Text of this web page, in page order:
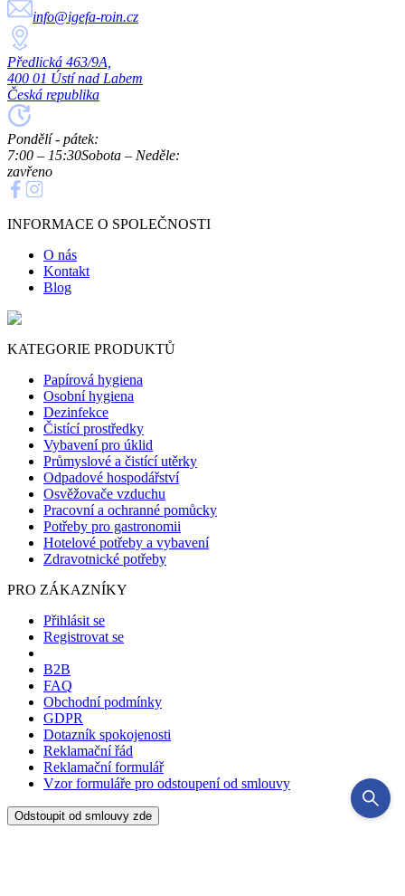
info@igefa-roin.cz
Předlická 463/9A,
400 01 Ústí nad Labem
Česká republika
Pondělí - pátek:
7:00 – 15:30Sobota – Neděle:
zavřeno
INFORMACE O SPOLEČNOSTI
O nás
Kontakt
Blog
KATEGORIE PRODUKTŮ
Papírová hygiena
Osobní hygiena
Dezinfekce
Čistící prostředky
Vybavení pro úklid
Průmyslové a čistící utěrky
Odpadové hospodářství
Osvěžovače vzduchu
Pracovní a ochranné pomůcky
Potřeby pro gastronomii
Hotelové potřeby a vybavení
Zdravotnické potřeby
PRO ZÁKAZNÍKY
Přihlásit se
Registrovat se
B2B
FAQ
Obchodní podmínky
GDPR
Dotazník spokojenosti
Reklamační řád
Reklamační formulář
Vzor formuláře pro odstoupení od smlouvy
Odstoupit od smlouvy zde